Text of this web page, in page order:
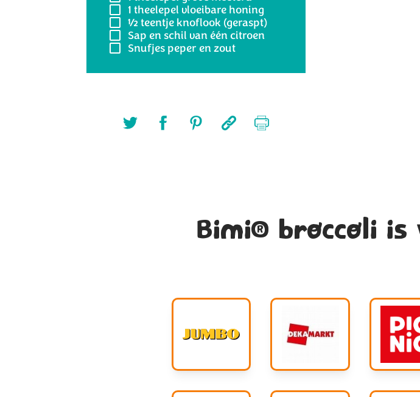
1 theelepel vloeibare honing
½ teentje knoflook (geraspt)
Sap en schil van één citroen
Snufjes peper en zout
Bimi® broccoli